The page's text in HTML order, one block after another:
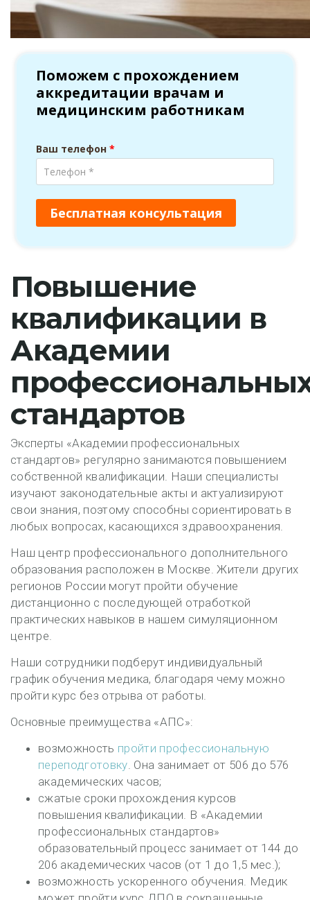
Повышение
квалификации в
Академии
стандартов
Эксперты «Академии профессиональных
стандартов» регулярно занимаются повышением
собственной квалификации. Наши специалисты
изучают законодательные акты и актуализируют
свои знания, поэтому способны сориентировать в
любых вопросах, касающихся здравоохранения.
Наш центр профессионального дополнительного
образования расположен в Москве. Жители других
регионов России могут пройти обучение
дистанционно с последующей отработкой
практических навыков в нашем симуляционном
центре.
Наши сотрудники подберут индивидуальный
график обучения медика, благодаря чему можно
пройти курс без отрыва от работы.
Основные преимущества «АПС»:
возможность пройти профессиональную
переподготовку. Она занимает от 506 до 576
академических часов;
сжатые сроки прохождения курсов
повышения квалификации. В «Академии
профессиональных стандартов»
образовательный процесс занимает от 144 до
206 академических часов (от 1 до 1,5 мес.);
возможность ускоренного обучения. Медик